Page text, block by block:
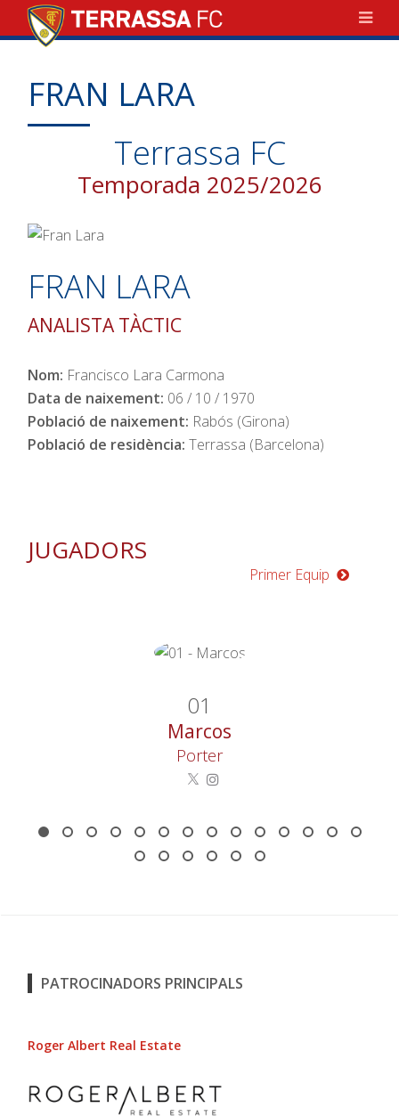
FRAN LARA
Terrassa FC
Temporada 2025/2026
FRAN LARA
ANALISTA TÀCTIC
Nom: Francisco Lara Carmona
Data de naixement: 06 / 10 / 1970
Població de naixement: Rabós (Girona)
Població de residència: Terrassa (Barcelona)
JUGADORS
Primer Equip
03
Dirks
Central
PATROCINADORS PRINCIPALS